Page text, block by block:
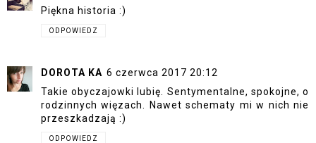
Piękna historia :)
ODPOWIEDZ
DOROTA KA 6 czerwca 2017 20:12
Takie obyczajowki lubię. Sentymentalne, spokojne, o
rodzinnych więzach. Nawet schematy mi w nich nie
przeszkadzają :)
ODPOWIEDZ